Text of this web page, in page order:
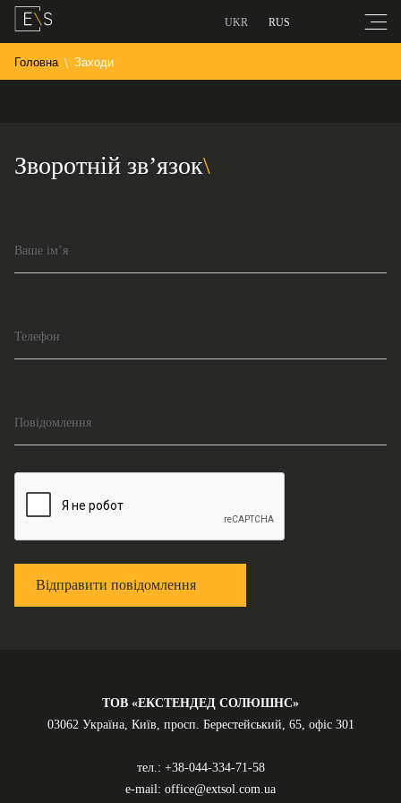
UKR RUS
Головна Заходи
Зворотній зв’язок
Ваше ім’я
Телефон
Повідомлення
Відправити повідомлення
ТОВ «ЕКСТЕНДЕД СОЛЮШНС»
03062 Україна, Київ, просп. Берестейський, 65, офіс 301
тел.: +38-044-334-71-58
e-mail: office@extsol.com.ua